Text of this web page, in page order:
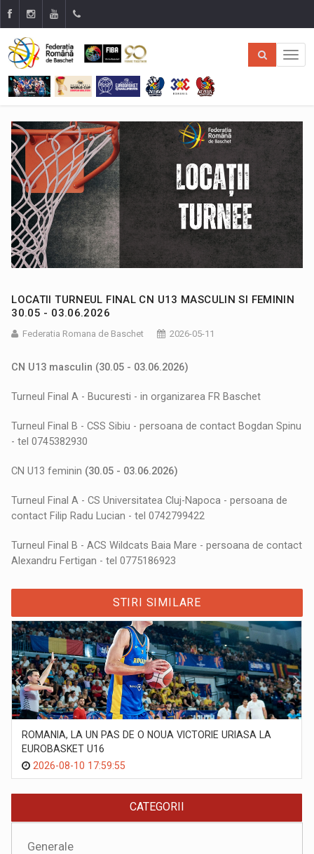
LOCATII TURNEUL FINAL CN U13 MASCULIN SI FEMININ
30.05 - 03.06.2026
Federatia Romana de Baschet 2026-05-11
CN U13 masculin (30.05 - 03.06.2026)
Turneul Final A - Bucuresti - in organizarea FR Baschet
Turneul Final B - CSS Sibiu - persoana de contact Bogdan Spinu
- tel 0745382930
CN U13 feminin (30.05 - 03.06.2026)
Turneul Final A - CS Universitatea Cluj-Napoca - persoana de
contact Filip Radu Lucian - tel 0742799422
Turneul Final B - ACS Wildcats Baia Mare - persoana de contact
Alexandru Fertigan - tel 0775186923
STIRI SIMILARE
ROMANIA, LA UN PAS DE O NOUA VICTORIE URIASA LA
EUROBASKET U16
2026-08-10 17:59:55
CATEGORII
Generale